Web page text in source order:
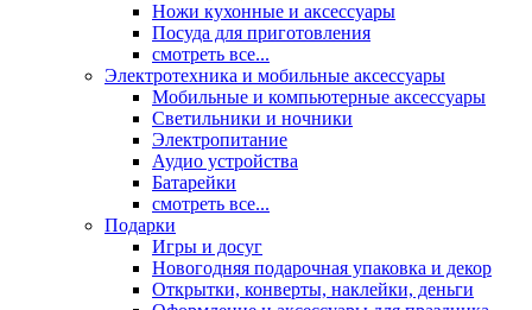
Ножи кухонные и аксессуары
Посуда для приготовления
смотреть все...
Электротехника и мобильные аксессуары
Мобильные и компьютерные аксессуары
Светильники и ночники
Электропитание
Аудио устройства
Батарейки
смотреть все...
Подарки
Игры и досуг
Новогодняя подарочная упаковка и декор
Открытки, конверты, наклейки, деньги